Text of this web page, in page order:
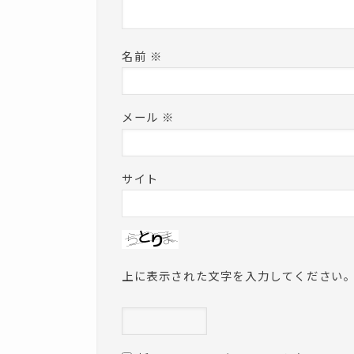
名前 ※
メール ※
サイト
上に表示された文字を入力してください